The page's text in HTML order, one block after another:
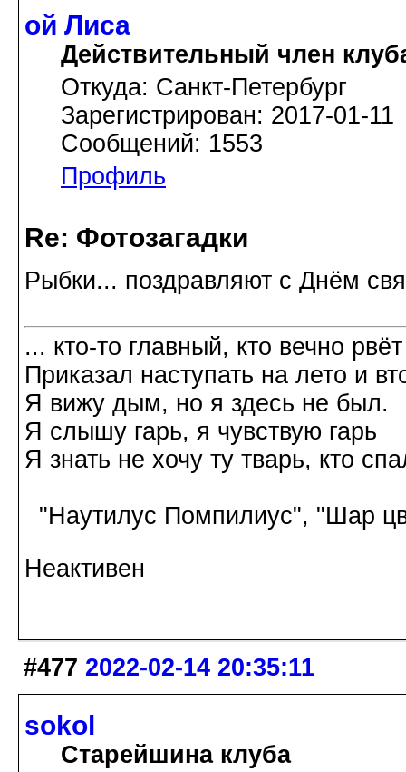
ой Лиса
Действительный член
Откуда: Санкт-Петербург
Зарегистрирован: 2017-01-11
Сообщений: 1553
Профиль
Re: Фотозагадки
Рыбки... поздравляют с Днём
... кто-то главный, кто вечно рвёт
Приказал наступать на лето и
Я вижу дым, но я здесь не был.
Я слышу гарь, я чувствую гарь
Я знать не хочу ту тварь, кто
"Наутилус Помпилиус", "Шар
Неактивен
#477 2022-02-14 20:35:11
sokol
Старейшина клуба